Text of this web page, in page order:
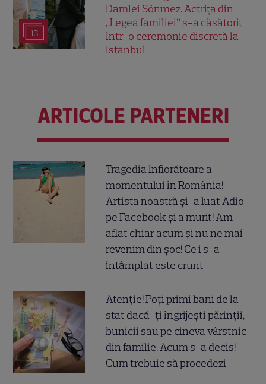
13
Damlei Sönmez. Actrița din
„Legea familiei” s-a căsătorit
într-o ceremonie discretă la
Istanbul
ARTICOLE PARTENERI
Tragedia înfiorătoare a
momentului în România!
Artista noastră și-a luat Adio
pe Facebook și a murit! Am
aflat chiar acum și nu ne mai
revenim din șoc! Ce i s-a
întâmplat este crunt
Atenție! Poți primi bani de la
stat dacă-ți îngrijești părinții,
bunicii sau pe cineva vârstnic
din familie. Acum s-a decis!
Cum trebuie să procedezi